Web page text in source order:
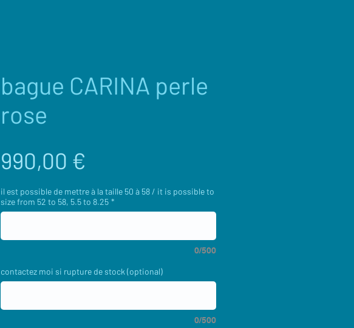
bague CARINA perle
rose
990,00 €
il est possible de mettre à la taille 50 à 58 / it is possible to
size from 52 to 58, 5.5 to 8.25 *
0/500
contactez moi si rupture de stock (optional)
0/500